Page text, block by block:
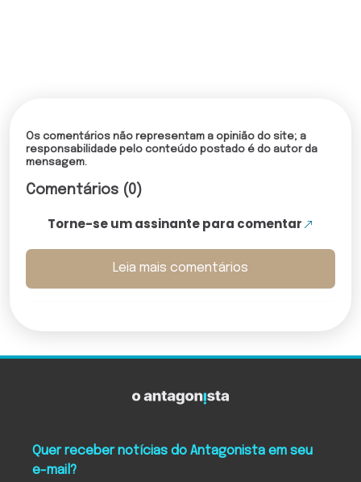
Os comentários não representam a opinião do site; a
responsabilidade pelo conteúdo postado é do autor da
mensagem.
Comentários (0)
Torne-se um assinante para comentar
Leia mais comentários
Quer receber notícias do Antagonista em seu
e-mail?